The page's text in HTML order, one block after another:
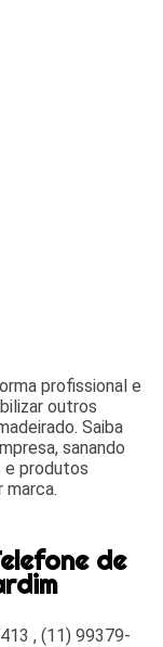
profissional e
outros
Saiba
sanando
e produtos
marca.
de
,(11) 99379-